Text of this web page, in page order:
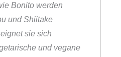
Bonito werden
und Shiitake
sie sich
und vegane